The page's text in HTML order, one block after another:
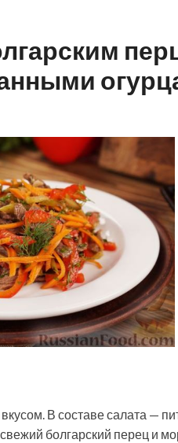
В составе салата —
болгарский перец и